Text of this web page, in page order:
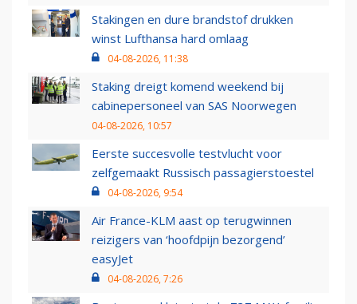
Stakingen en dure brandstof drukken
winst Lufthansa hard omlaag
04-08-2026, 11:38
Staking dreigt komend weekend bij
cabinepersoneel van SAS Noorwegen
04-08-2026, 10:57
Eerste succesvolle testvlucht voor
zelfgemaakt Russisch passagierstoestel
04-08-2026, 9:54
Air France-KLM aast op terugwinnen
reizigers van ‘hoofdpijn bezorgend’
easyJet
04-08-2026, 7:26